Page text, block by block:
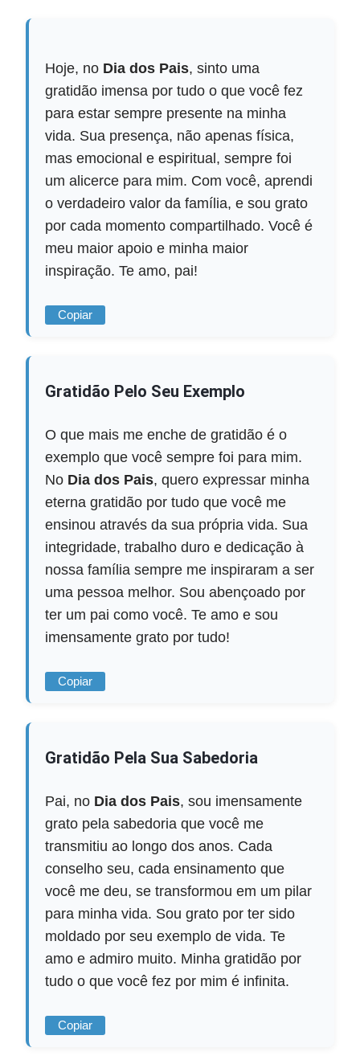
Hoje, no Dia dos Pais, sinto uma
gratidão imensa por tudo o que você fez
para estar sempre presente na minha
vida. Sua presença, não apenas física,
mas emocional e espiritual, sempre foi
um alicerce para mim. Com você, aprendi
o verdadeiro valor da família, e sou grato
por cada momento compartilhado. Você é
meu maior apoio e minha maior
inspiração. Te amo, pai!
Copiar
Gratidão Pelo Seu Exemplo
O que mais me enche de gratidão é o
exemplo que você sempre foi para mim.
No Dia dos Pais, quero expressar minha
eterna gratidão por tudo que você me
ensinou através da sua própria vida. Sua
integridade, trabalho duro e dedicação à
nossa família sempre me inspiraram a ser
uma pessoa melhor. Sou abençoado por
ter um pai como você. Te amo e sou
imensamente grato por tudo!
Copiar
Gratidão Pela Sua Sabedoria
Pai, no Dia dos Pais, sou imensamente
grato pela sabedoria que você me
transmitiu ao longo dos anos. Cada
conselho seu, cada ensinamento que
você me deu, se transformou em um pilar
para minha vida. Sou grato por ter sido
moldado por seu exemplo de vida. Te
amo e admiro muito. Minha gratidão por
tudo o que você fez por mim é infinita.
Copiar